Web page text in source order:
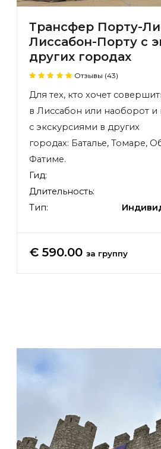
Трансфер Порту-
Лиссабон-Порту с
других городах
Отзывы (43)
Для тех, кто хочет
в Лиссабон или наоборот
с экскурсиями в других
городах: Баталье, Томаре,
Фатиме.
Гид:
Длительность:
Тип:
€ 590.00 за группу